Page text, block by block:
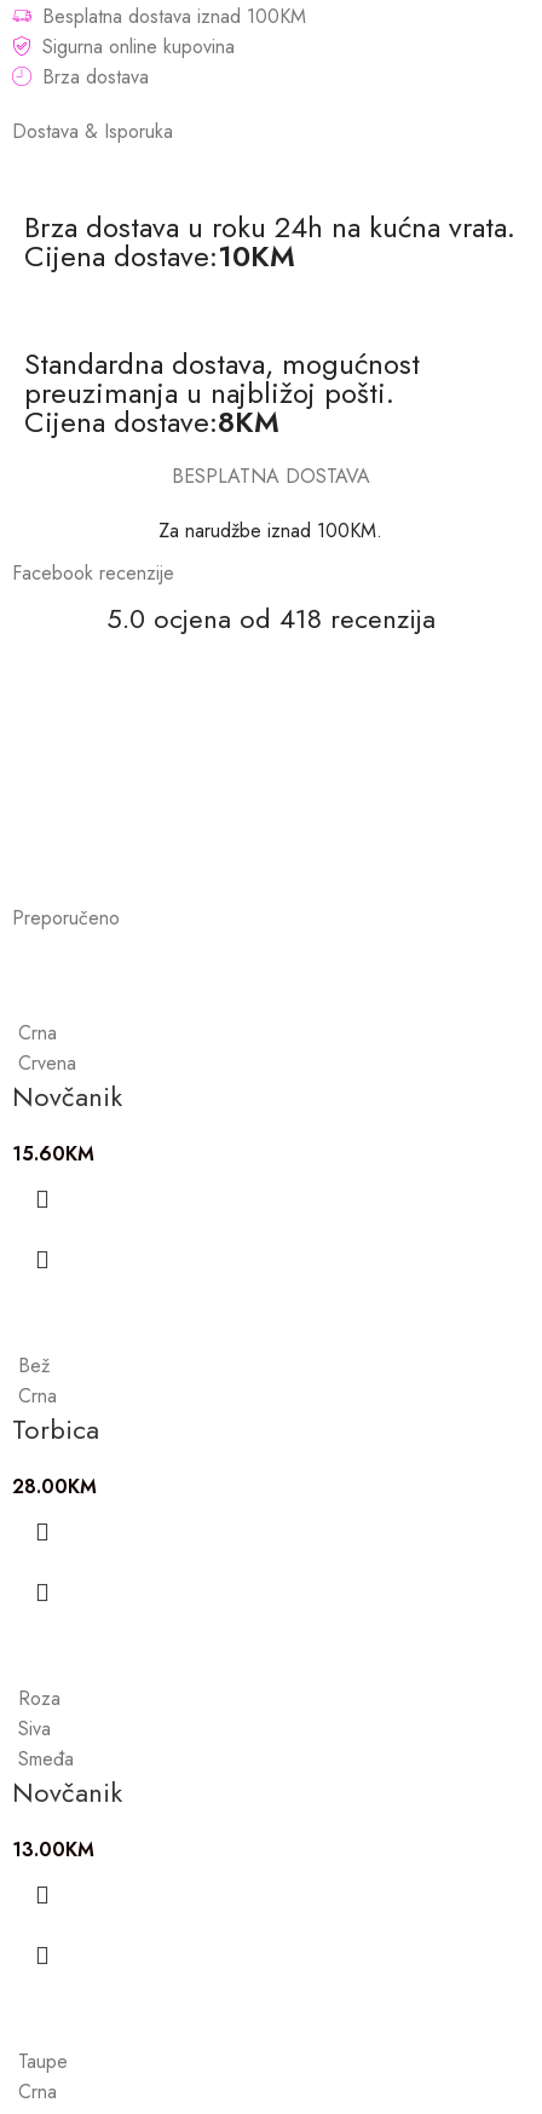
Besplatna dostava iznad 100KM
Sigurna online kupovina
Brza dostava
Dostava & Isporuka
Brza dostava u roku 24h na kućna vrata.
Cijena dostave:10KM
Standardna dostava, mogućnost
preuzimanja u najbližoj pošti.
Cijena dostave:8KM
BESPLATNA DOSTAVA
Za narudžbe iznad 100KM.
Facebook recenzije
5.0 ocjena od 418 recenzija
Preporučeno
Crna
Crvena
Novčanik
15.60KM
Bež
Crna
Torbica
28.00KM
Roza
Siva
Smeđa
Novčanik
13.00KM
Taupe
Crna